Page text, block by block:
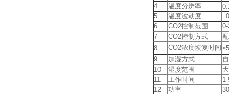
4
温度分辨率
5
温度波动度
6
CO2控制范围
7
CO2控制方式
8
CO2浓度恢复时间
9
加湿方式
10
湿度范围
11
工作时间
12
功率